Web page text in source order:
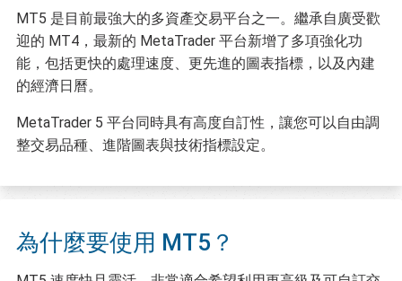
MT5 是目前最強大的多資產交易平台之一。繼承自廣受歡
迎的 MT4，最新的 MetaTrader 平台新增了多項強化功
能，包括更快的處理速度、更先進的圖表指標，以及內建
的經濟日曆。
MetaTrader 5 平台同時具有高度自訂性，讓您可以自由調
整交易品種、進階圖表與技術指標設定。
為什麼要使用 MT5？